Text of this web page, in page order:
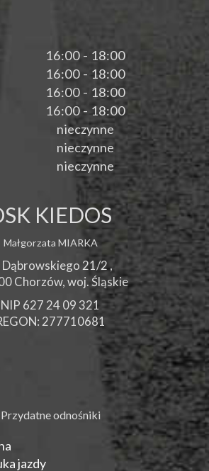
16:00 - 18:00
16:00 - 18:00
16:00 - 18:00
16:00 - 18:00
nieczynne
nieczynne
nieczynne
KIEDOS
Małgorzata MIARKA
Dąbrowskiego 21/2 ,
Chorzów, woj.Śląskie
NIP 627 24 09 321
277710681
Przydatne odnośniki
jazdy